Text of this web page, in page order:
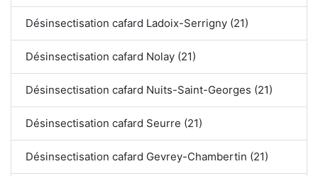
Désinsectisation cafard Ladoix-Serrigny (21)
Désinsectisation cafard Nolay (21)
Désinsectisation cafard Nuits-Saint-Georges (21)
Désinsectisation cafard Seurre (21)
Désinsectisation cafard Gevrey-Chambertin (21)